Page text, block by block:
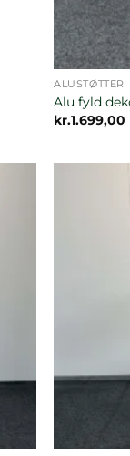
ALUSTØTTER
Alu fyld
kr.1.699,00